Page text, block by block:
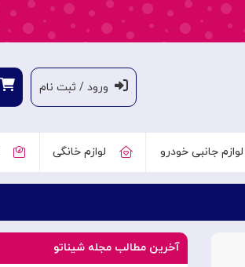
ورود / ثبت نام
لوازم جانبی خودرو لوازم خانگی
آخرین مطالب مجله شیناتو